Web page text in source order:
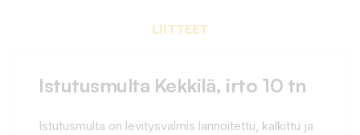
LIITTEET
Istutusmulta Kekkilä, irto 10 tn
Istutusmulta on levitysvalmis lannoitettu, kalkittu ja